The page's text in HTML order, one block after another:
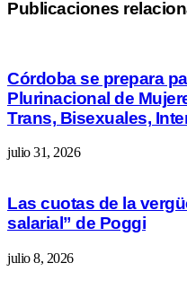
Publicaciones
Córdoba se prepara
Plurinacional de
Trans, Bisexuales,
julio 31, 2026
Las cuotas de la
salarial” de Poggi
julio 8, 2026